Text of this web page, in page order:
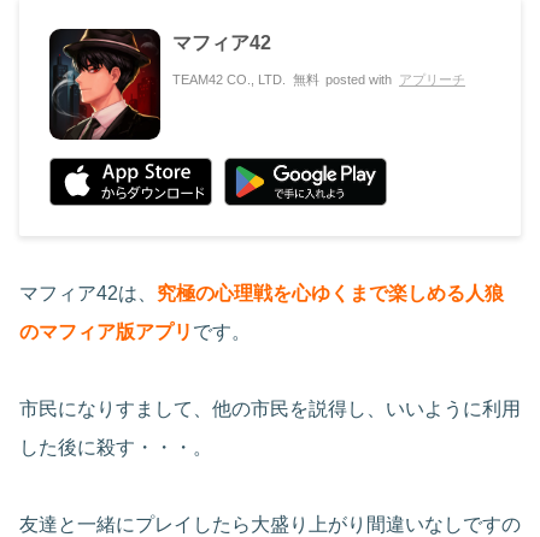
マフィア42
TEAM42 CO., LTD. 無料 posted with アプリーチ
マフィア42は、 究極の心理戦を心ゆくまで楽しめる人狼
のマフィア版アプリ です。
市民になりすまして、他の市民を説得し、いいように利用
した後に殺す・・・。
友達と一緒にプレイしたら大盛り上がり間違いなしですの